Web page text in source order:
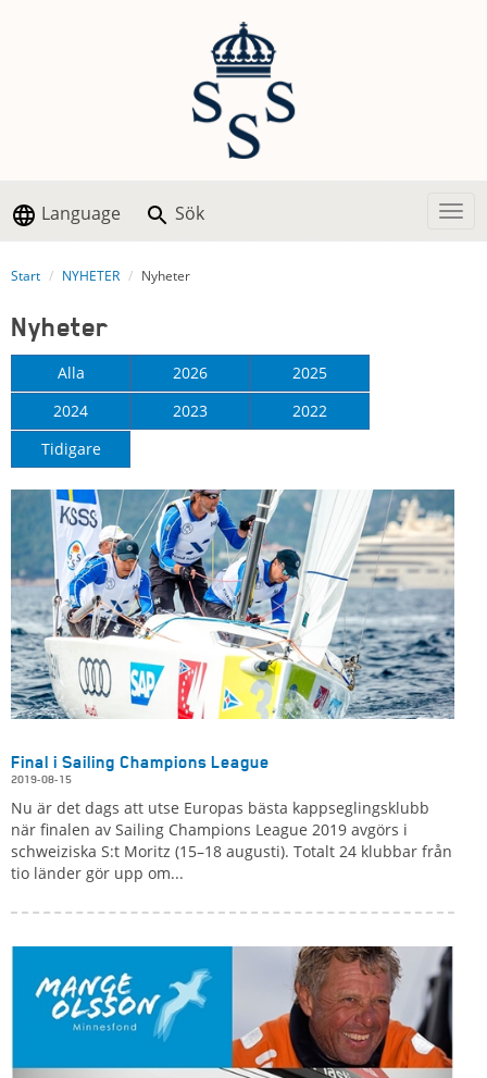
Language Sök
Start NYHETER Nyheter
Nyheter
Alla 2026
2025
2024
2023
2022
Tidigare
Final i Sailing Champions League
2019-08-15
Nu är det dags att utse Europas bästa kappseglingsklubb
när finalen av Sailing Champions League 2019 avgörs i
schweiziska S:t Moritz (15–18 augusti). Totalt 24 klubbar från
tio länder gör upp om...